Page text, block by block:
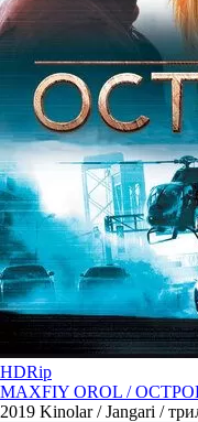
HDRip
MAXFIY OROL /
2019 Kinolar / Jangari /